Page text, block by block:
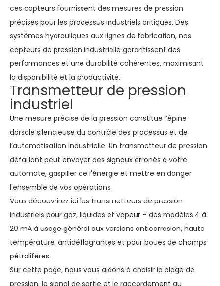
ces capteurs fournissent des mesures de pression
précises pour les processus industriels critiques. Des
systèmes hydrauliques aux lignes de fabrication, nos
capteurs de pression industrielle garantissent des
performances et une durabilité cohérentes, maximisant
la disponibilité et la productivité.
Transmetteur de pression
industriel
Une mesure précise de la pression constitue l’épine
dorsale silencieuse du contrôle des processus et de
l’automatisation industrielle. Un transmetteur de pression
défaillant peut envoyer des signaux erronés à votre
automate, gaspiller de l'énergie et mettre en danger
l'ensemble de vos opérations.
Vous découvrirez ici les transmetteurs de pression
industriels pour gaz, liquides et vapeur – des modèles 4 à
20 mA à usage général aux versions anticorrosion, haute
température, antidéflagrantes et pour boues de champs
pétrolifères.
Sur cette page, nous vous aidons à choisir la plage de
pression, le signal de sortie et le raccordement au